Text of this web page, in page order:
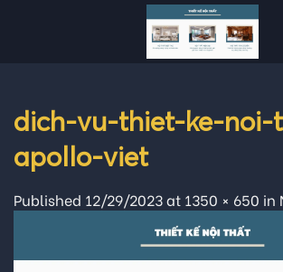
dich-vu-thiet-ke-
apollo-viet
Published 12/29/2023at 1350 × 650 in